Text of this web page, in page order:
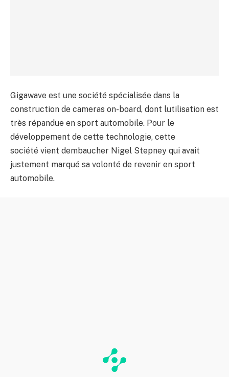
Gigawave est une société spécialisée dans la
construction de cameras on-board, dont lutilisation est
très répandue en sport automobile. Pour le
développement de cette technologie, cette
société vient dembaucher Nigel Stepney qui avait
justement marqué sa volonté de revenir en sport
automobile.